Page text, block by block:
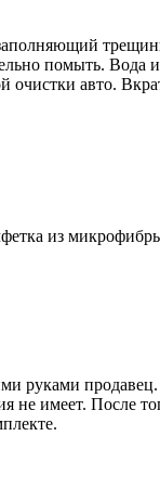
заполняющий
помыть.
очистки авто.
из
руками
не имеет. После